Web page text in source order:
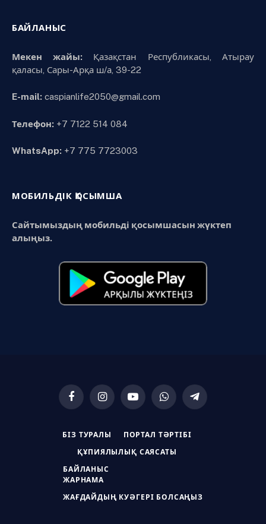
БАЙЛАНЫС
Мекен жайы:Қазақстан Республикасы, Атырау
қаласы, Сары-Арқа ш/а, 39-22
E-mail: caspianlife2050@gmail.com
Телефон: +7 7122 514 084
WhatsApp: +7 775 7723003
МОБИЛЬДІК ҚОСЫМША
Сайтымыздың мобильді қосымшасын жүктеп
алыңыз.
FacebookInstagramYouTubeWhatsAppTelegram
БІЗ ТУРАЛЫ ПОРТАЛ ТӘРТІБІ
ҚҰПИЯЛЫЛЫҚ САЯСАТЫ
БАЙЛАНЫС
ЖАРНАМА
ЖАҒДАЙДЫҢ КУӘГЕРІ БОЛСАҢЫЗ